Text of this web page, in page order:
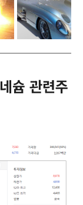
슘 관련주